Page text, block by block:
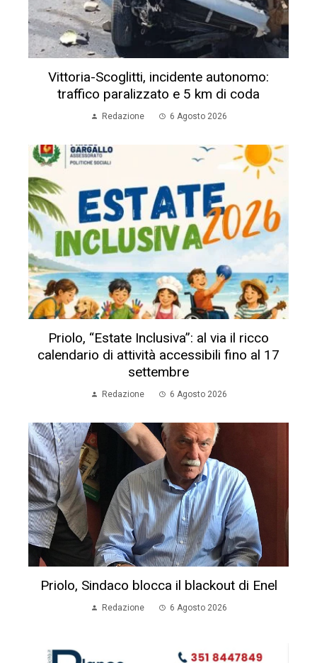
Vittoria-Scoglitti, incidente autonomo:
traffico paralizzato e 5 km di coda
Redazione 6 Agosto 2026
Priolo, “Estate Inclusiva”: al via il ricco
calendario di attività accessibili fino al 17
settembre
Redazione 6 Agosto 2026
Priolo, Sindaco blocca il blackout di Enel
Redazione 6 Agosto 2026